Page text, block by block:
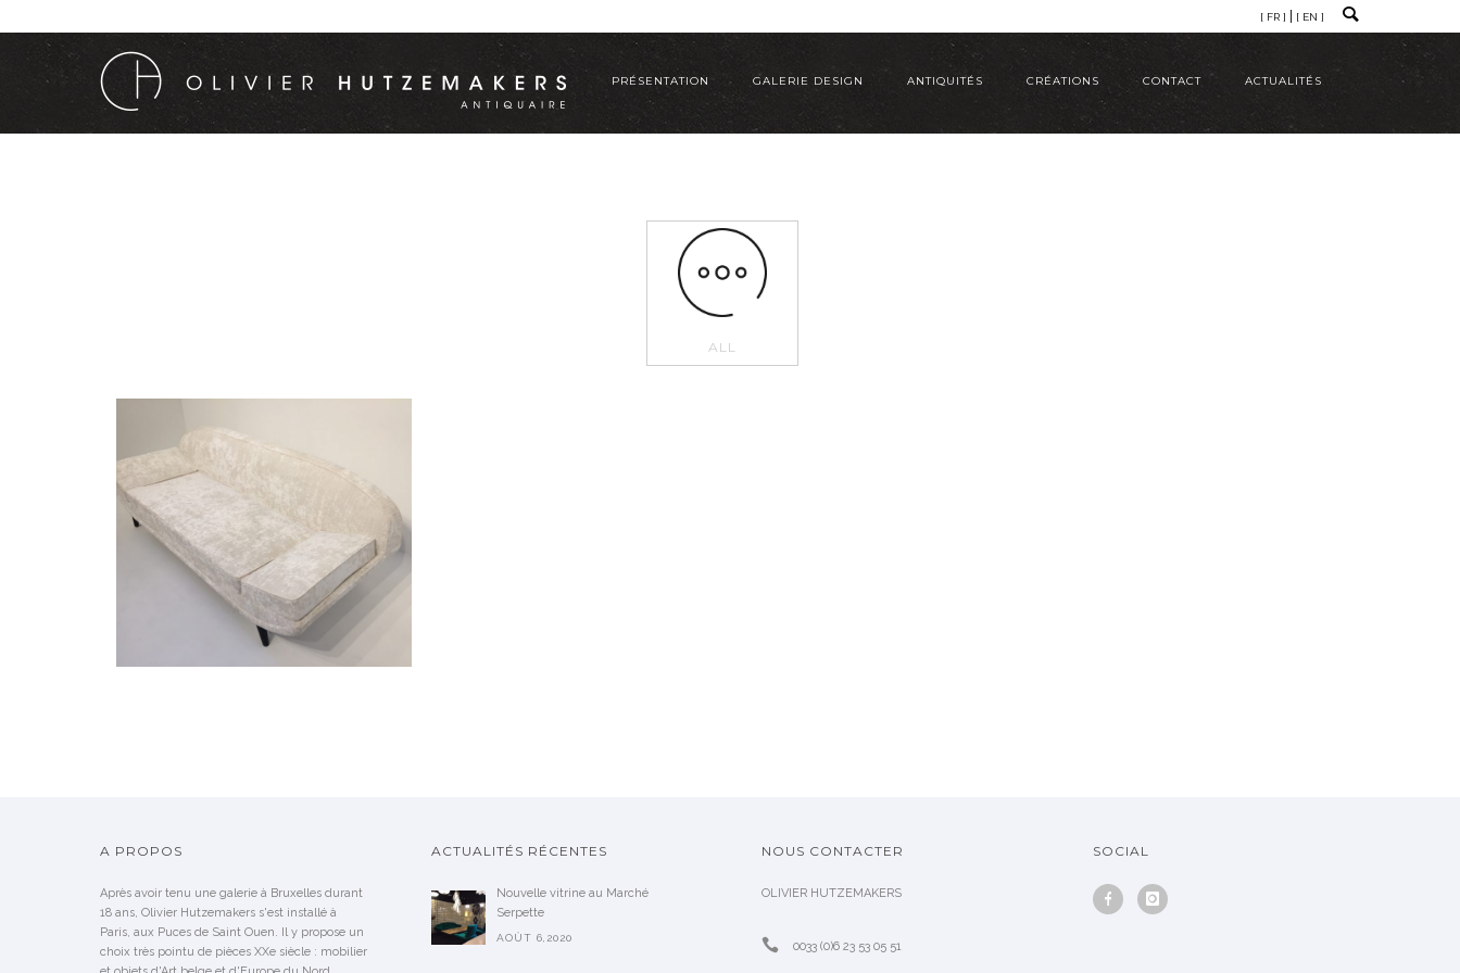
[ FR ] [ EN ]
PRÉSENTATION GALERIE DESIGN ANTIQUITÉS CRÉATIONS CONTACT ACTUALITÉS
ALL
RARE SOFA OU LIT DE REPOS
PAR FOLKE JANSSON
A PROPOS
Après avoir tenu une galerie à Bruxelles durant
18 ans, Olivier Hutzemakers s'est installé à
Paris, aux Puces de Saint Ouen. Il y propose un
choix très pointu de pièces XXe siècle : mobilier
ACTUALITÉS RÉCENTES
Nouvelle vitrine au Marché
Serpette
AOÛT 6,2020
NOUS CONTACTER
OLIVIER HUTZEMAKERS
0033 (0)6 23 53 05 51
SOCIAL